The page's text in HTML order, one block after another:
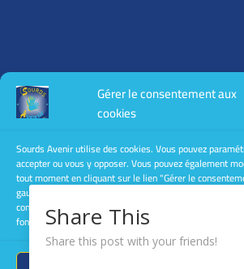
Gérer le consentement aux
cookies
Sourds Avenir utilise des cookies. Vous pouvez
accepter ou vous y opposer. Vous pouvez également
tout moment en cliquant sur le lien "Gérer le
gauche des pages de ce site. Le fait de ne pas consentir
consentement peut avoir un effet négatif sur certaines
fonctions.
Toutes les informations légales :
mentions légales
conditions générales de
Politique de confidentialité
Share This
Share this post with your friends!